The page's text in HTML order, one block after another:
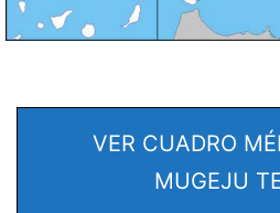
VER CUADRO
MUGEJU